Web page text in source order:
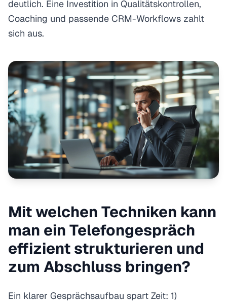
deutlich. Eine Investition in Qualitätskontrollen,
Coaching und passende CRM-Workflows zahlt
sich aus.
Mit welchen Techniken kann
man ein Telefongespräch
effizient strukturieren und
zum Abschluss bringen?
Ein klarer Gesprächsaufbau spart Zeit: 1)